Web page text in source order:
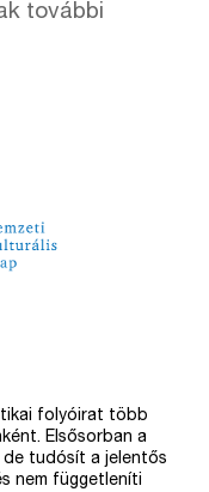
további
folyóirat több
Elsősorban a
de tudósít a jelentős
nem függetleníti